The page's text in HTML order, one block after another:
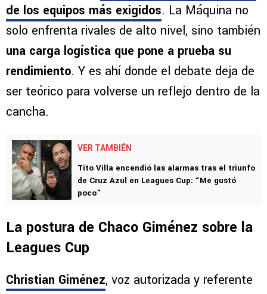
de los equipos más exigidos. La Máquina no
solo enfrenta rivales de alto nivel, sino también
una carga logística que pone a prueba su
rendimiento. Y es ahí donde el debate deja de
ser teórico para volverse un reflejo dentro de la
cancha.
VER TAMBIÉN
Tito Villa encendió las alarmas tras el triunfo
de Cruz Azul en Leagues Cup: “Me gustó
poco”
La postura de Chaco Giménez sobre la
Leagues Cup
Christian Giménez, voz autorizada y referente